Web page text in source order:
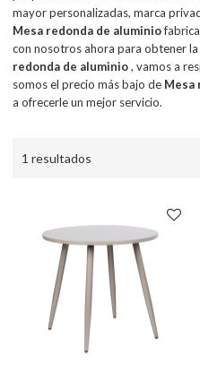
mayor personalizadas, marca
Mesa redonda de aluminio
con nosotros ahora para obtener
redonda de aluminio, vamos a
somos el precio más bajo de Mesa
a ofrecerle un mejor servicio.
1 resultados